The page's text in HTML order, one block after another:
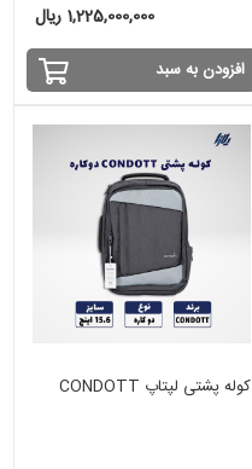
1,225,000,000 ریال
افزودن به سبد
کوله پشتی لپتاپ CONDOTT